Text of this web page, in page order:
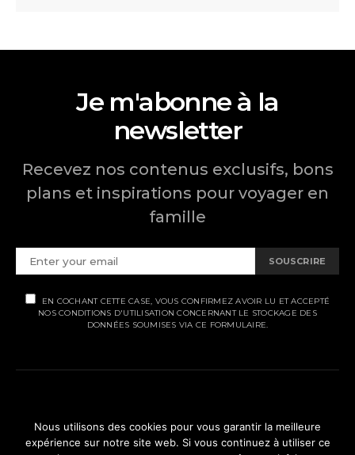
Je m'abonne à la
newsletter
Recevez nos contenus exclusifs, bons
plans et inspirations pour voyager en
famille
SOUSCRIRE
EN COCHANT CETTE CASE, VOUS CONFIRMEZ AVOIR LU ET ACCEPTÉ
NOS CONDITIONS D'UTILISATION CONCERNANT LE STOCKAGE DES
DONNÉES SOUMISES VIA CE FORMULAIRE.
MENTIONS LÉGALES
POLITIQUE DE CONFIDENTIALITÉ
Nous utilisons des cookies pour vous garantir la meilleure
expérience sur notre site web. Si vous continuez à utiliser ce